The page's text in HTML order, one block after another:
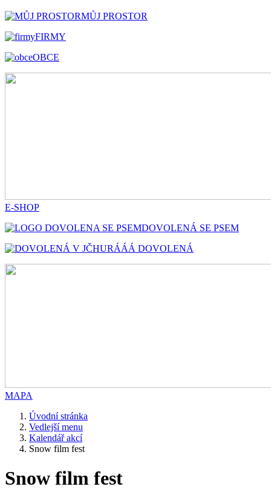
MŮJ PROSTOR
FIRMY
OBCE
E-SHOP
DOVOLENÁ SE PSEM
HURÁÁÁ DOVOLENÁ
MAPA
Úvodní stránka
Vedlejší menu
Kalendář akcí
Snow film fest
Snow film fest